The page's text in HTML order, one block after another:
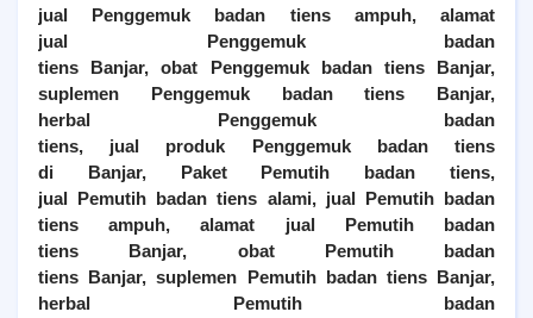
jual Penggemuk badan tiens ampuh, alamat
jual Penggemukbadan
tiens Banjar, obat Penggemukbadan tiens Banjar,
suplemen Penggemukbadan tiens Banjar,
herbal Penggemuk badan
tiens, jual produk Penggemukbadan tiens
di Banjar, Paket Pemutih badan tiens,
jual Pemutih badan tiens alami, jual Pemutihbadan
tiens ampuh, alamat jual Pemutihbadan
tiens Banjar, obat Pemutihbadan
tiens Banjar, suplemen Pemutihbadan tiens Banjar,
herbal Pemutihbadan